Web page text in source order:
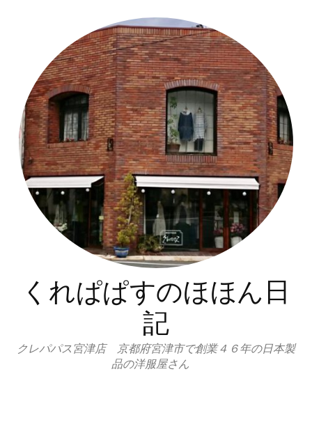
ス
キ
ッ
プ
くれぱぱすのほほん日
記
クレパパス宮津店 京都府宮津市で創業４６年の日本製
品の洋服屋さん